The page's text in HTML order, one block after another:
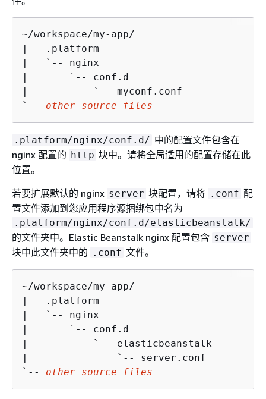
~/workspace/my-app/
|-- .platform
|   `-- nginx
|       `-- conf.d
|           `-- myconf.conf
`-- other source files
.platform/nginx/conf.d/ 中的配置文件包含在
nginx 配置的 http 块中。请将全局适用的配置存储在此
位置。
若要扩展默认的 nginx server 块配置，请将 .conf 配
置文件添加到您应用程序源捆绑包中名为
.platform/nginx/conf.d/elasticbeanstalk/
的文件夹中。Elastic Beanstalk nginx 配置包含 server
块中此文件夹中的 .conf 文件。
~/workspace/my-app/
|-- .platform
|   `-- nginx
|       `-- conf.d
|           `-- elasticbeanstalk
|               `-- server.conf
`-- other source files